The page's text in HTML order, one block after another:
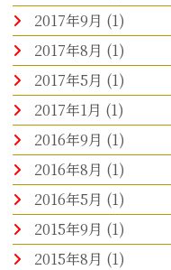
2017年9月 (1)
2017年8月 (1)
2017年5月 (1)
2017年1月 (1)
2016年9月 (1)
2016年8月 (1)
2016年5月 (1)
2015年9月 (1)
2015年8月 (1)